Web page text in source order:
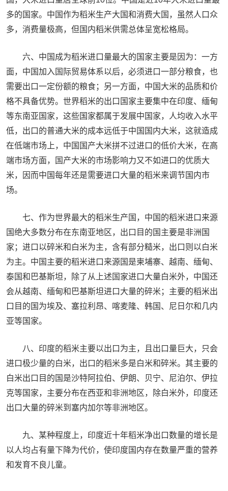
多的国家。中国作为稻米生产大国和消费大国，虽然人口众
多，消费量极高，但国内稻米供需总体呈宽松格局。
六、中国成为稻米进口量最大的国家主要是因为：一方
面，中国加入国际贸易体系以后，必须进口一部分粮食，也
需要出口一定份额的粮食；另一方面，中国大米的品质和价
格不具备优势。世界稻米的出口国家主要集中在印度、缅甸
等东南亚国家，这些国家都属于发展中国家，人均收入水平
低，出口的普通大米的成本远低于中国国内大米，这就造成
在低端市场上，中国国产大米拼不过进口的低价大米，在高
端市场方面，国产大米的市场影响力又不如进口的优质大
米，因而中国每年还是需要进口大量的稻米来调节国内市
场。
七、作为世界最大的稻米生产国，中国的稻米进口来源
国绝大多数分布在东南亚地区，出口目的国主要是非洲国
家；进口以碎米和白米为主，含有部分糙米，出口则以白米
为主。中国主要的稻米进口来源国是柬埔寨、越南、缅甸、
泰国和巴基斯坦，除了从上述国家进口大量白米外，中国还
会从越南、缅甸和巴基斯坦进口大量的碎米；主要的稻米出
口目的国为埃及、塞拉利昂、喀麦隆、韩国、尼日尔和几内
亚等国家。
八、印度的稻米主要以出口为主，且出口量巨大，只会
进口极少量的白米，出口的稻米多是白米和碎米。其主要的
白米出口目的国是沙特阿拉伯、伊朗、贝宁、尼泊尔、伊拉
克等国家，主要分布在西亚和非洲地区，除白米外，印度还
出口大量的碎米到塞内加尔等非洲地区。
九、某种程度上，印度近十年稻米净出口数量的增长是
以人均占有量下降为代价，使印度国内存在数量严重的营养
和发育不良儿童。